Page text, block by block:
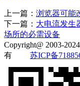
上一篇： 浏览器可能
下一篇： 大电流发生
场所的必需设备
Copyright@ 2003-2024
有
苏ICP备